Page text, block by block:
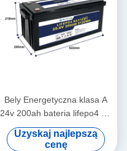
Bely Energetyczna klasa A
24v 200ah bateria lifepo4 Rv
Solar Lifepo4 Bateria morska
Deep Cycle
Uzyskaj najlepszą
cenę